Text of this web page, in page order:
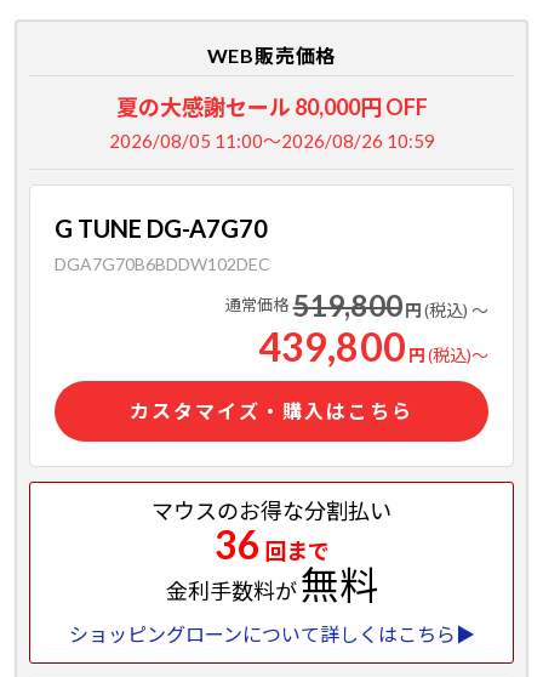
WEB販売価格
夏の大感謝セール 80,000円 OFF
2026/08/05 11:00～2026/08/26 10:59
G TUNE DG-A7G70
DGA7G70B6BDDW102DEC
通常価格 519,800円(税込) ～
439,800 円(税込)～
カスタマイズ・購入はこちら
マウスのお得な分割払い
36 回まで
金利手数料が無料
ショッピングローンについて詳しくはこちら▶